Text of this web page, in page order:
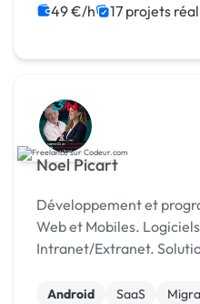
Système de paiement
49 €/h 17 projets
Noel Picart
Développement et
Web et Mobiles. Logiciels SaaS, CRM, ERP,
Intranet/
Android SaaS